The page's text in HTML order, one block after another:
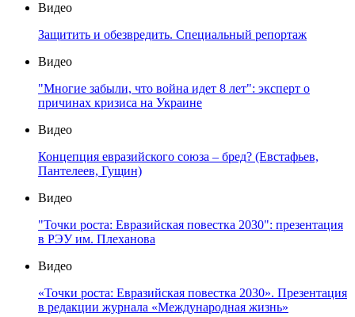
Видео
Защитить и обезвредить. Специальный репортаж
Видео
"Многие забыли, что война идет 8 лет": эксперт о
причинах кризиса на Украине
Видео
Концепция евразийского союза – бред? (Евстафьев,
Пантелеев, Гущин)
Видео
"Точки роста: Евразийская повестка 2030": презентация
в РЭУ им. Плеханова
Видео
«Точки роста: Евразийская повестка 2030». Презентация
в редакции журнала «Международная жизнь»